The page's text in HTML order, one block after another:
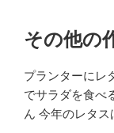
その他の
プランターにレ
でサラダを食べ
ん 今年のレタ